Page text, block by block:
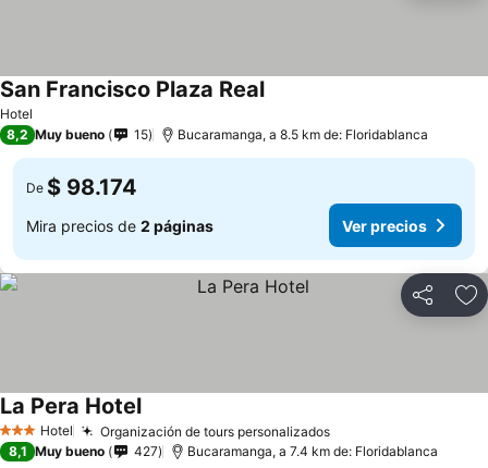
Hotel
San Francisco Plaza Real
8,2 Muy bueno 15 Bucaramanga, a 8.5 km de: Floridablanca
De $ 98.174
Mira precios de 2 páginas Ver precios
Compartir
3 Estrellas
Hotel Organización de tours personalizados
La Pera Hotel
8,1 Muy bueno 427 Bucaramanga, a 7.4 km de: Floridablanca